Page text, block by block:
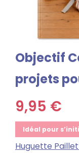
Objectif
projets
9,95 €
Idéal pour
Huguette